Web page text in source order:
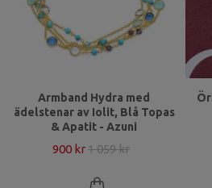
Armband Hydra med
ädelstenar av Iolit, Blå Topas
& Apatit - Azuni
900 kr1 059 kr